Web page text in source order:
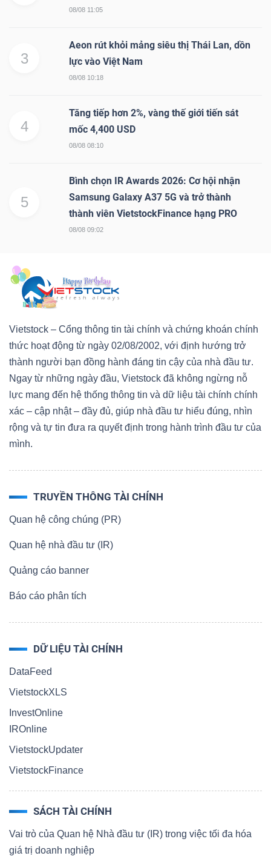
08/08 11:05
3
Aeon rút khỏi mảng siêu thị Thái Lan, dồn
lực vào Việt Nam
08/08 10:18
4
Tăng tiếp hơn 2%, vàng thế giới tiến sát
mốc 4,400 USD
08/08 08:10
5
Bình chọn IR Awards 2026: Cơ hội nhận
Samsung Galaxy A37 5G và trở thành
thành viên VietstockFinance hạng PRO
08/08 09:02
Vietstock – Cổng thông tin tài chính và chứng khoán chính
thức hoạt động từ ngày 02/08/2002, với định hướng trở
thành người bạn đồng hành đáng tin cậy của nhà đầu tư.
Ngay từ những ngày đầu, Vietstock đã không ngừng nỗ
lực mang đến hệ thống thông tin và dữ liệu tài chính chính
xác – cập nhật – đầy đủ, giúp nhà đầu tư hiểu đúng, nhìn
rộng và tự tin đưa ra quyết định trong hành trình đầu tư của
mình.
TRUYỀN THÔNG TÀI CHÍNH
Quan hệ công chúng (PR)
Quan hệ nhà đầu tư (IR)
Quảng cáo banner
Báo cáo phân tích
DỮ LIỆU TÀI CHÍNH
DataFeed
VietstockXLS
InvestOnline
IROnline
VietstockUpdater
VietstockFinance
SÁCH TÀI CHÍNH
Vai trò của Quan hệ Nhà đầu tư (IR) trong việc tối đa hóa
giá trị doanh nghiệp